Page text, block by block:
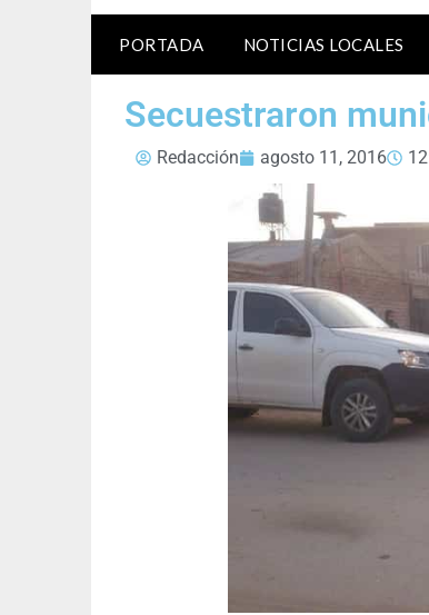
PORTADA NOTICIAS LOCALES
Secuestraron
Redacción agosto 11, 2016